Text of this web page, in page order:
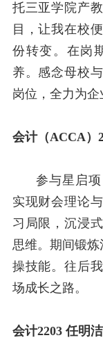
托三亚学院产
目，让我在校
份转变。在岗
养。感念母校
岗位，全力为企
会计（ACCA）
参与星启
实现财会理论
习局限，沉浸
思维。期间锻
操技能。往后
场成长之路。
会计2203 任明洁